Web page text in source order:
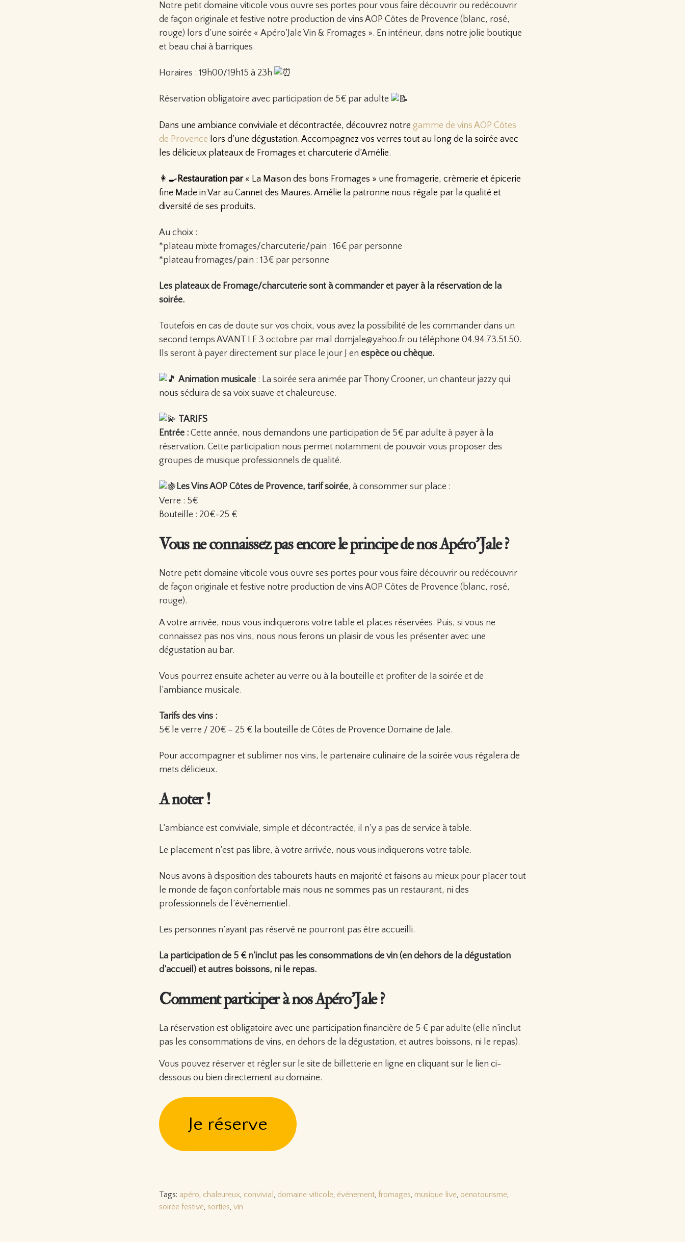
Notre petit domaine viticole vous ouvre ses portes pour vous faire découvrir ou redécouvrir
de façon originale et festive notre production de vins AOP Côtes de Provence (blanc, rosé,
rouge) lors d’une soirée « Apéro’Jale Vin & Fromages ». En intérieur, dans notre jolie boutique
et beau chai à barriques.
Horaires : 19h00/19h15 à 23h
Réservation obligatoire avec participation de 5€ par adulte
Dans une ambiance conviviale et décontractée, découvrez notre gamme de vins AOP Côtes
de Provence lors d’une dégustation. Accompagnez vos verres tout au long de la soirée avec
les délicieux plateaux de Fromages et charcuterie d’Amélie.
👩‍🍳 Restauration par « La Maison des bons Fromages » une fromagerie, crèmerie et épicerie
fine Made in Var au Cannet des Maures. Amélie la patronne nous régale par la qualité et
diversité de ses produits.
Au choix :
*plateau mixte fromages/charcuterie/pain : 16€ par personne
*plateau fromages/pain : 13€ par personne
Les plateaux de Fromage/charcuterie sont à commander et payer à la réservation de la
soirée.
Toutefois en cas de doute sur vos choix, vous avez la possibilité de les commander dans un
second temps AVANT LE 3 octobre par mail domjale@yahoo.fr ou téléphone 04.94.73.51.50.
Ils seront à payer directement sur place le jour J en espèce ou chèque.
Animation musicale : La soirée sera animée par Thony Crooner, un chanteur jazzy qui
nous séduira de sa voix suave et chaleureuse.
TARIFS
Entrée : Cette année, nous demandons une participation de 5€ par adulte à payer à la
réservation. Cette participation nous permet notamment de pouvoir vous proposer des
groupes de musique professionnels de qualité.
Les Vins AOP Côtes de Provence, tarif soirée, à consommer sur place :
Verre : 5€
Bouteille : 20€-25 €
Vous ne connaissez pas encore le principe de nos Apéro’Jale ?
Notre petit domaine viticole vous ouvre ses portes pour vous faire découvrir ou redécouvrir
de façon originale et festive notre production de vins AOP Côtes de Provence (blanc, rosé,
rouge).
A votre arrivée, nous vous indiquerons votre table et places réservées. Puis, si vous ne
connaissez pas nos vins, nous nous ferons un plaisir de vous les présenter avec une
dégustation au bar.
Vous pourrez ensuite acheter au verre ou à la bouteille et profiter de la soirée et de
l’ambiance musicale.
Tarifs des vins :
5€ le verre / 20€ – 25 € la bouteille de Côtes de Provence Domaine de Jale.
Pour accompagner et sublimer nos vins, le partenaire culinaire de la soirée vous régalera de
mets délicieux.
A noter !
L’ambiance est conviviale, simple et décontractée, il n’y a pas de service à table.
Le placement n’est pas libre, à votre arrivée, nous vous indiquerons votre table.
Nous avons à disposition des tabourets hauts en majorité et faisons au mieux pour placer tout
le monde de façon confortable mais nous ne sommes pas un restaurant, ni des
professionnels de l’évènementiel.
Les personnes n’ayant pas réservé ne pourront pas être accueilli.
La participation de 5 € n’inclut pas les consommations de vin (en dehors de la dégustation
d’accueil) et autres boissons, ni le repas.
Comment participer à nos Apéro’Jale ?
La réservation est obligatoire avec une participation financière de 5 € par adulte (elle n’inclut
pas les consommations de vins, en dehors de la dégustation, et autres boissons, ni le repas).
Vous pouvez réserver et régler sur le site de billetterie en ligne en cliquant sur le lien ci-
dessous ou bien directement au domaine.
Je réserve
Tags: apéro, chaleureux, convivial , domaine viticole, événement, fromages, musique live, oenotourisme,
soirée festive, sorties, vin